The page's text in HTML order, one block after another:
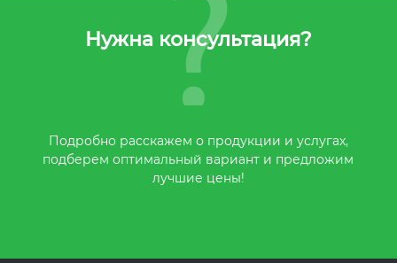
Нужна консультация?
Подробно расскажем о продукции и услугах,
подберем оптимальный вариант и предложим
лучшие цены!